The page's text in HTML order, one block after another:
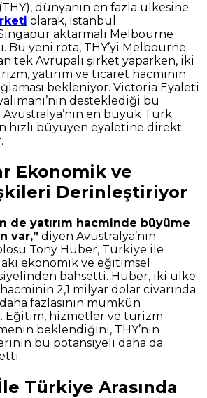
dünyanın en fazla ülkesine
olarak, İstanbul
aktarmalı Melbourne
Bu yeni rota, THY’yi Melbourne
tek Avrupalı şirket yaparken, iki
yatırım ve ticaret hacminin
bekleniyor. Victoria Eyaleti
desteklediği bu
en büyük Türk
hızlı büyüyen eyaletine direkt
Ekonomik ve
Derinleştiriyor
de yatırım hacminde büyüme
var,” diyen Avustralya’nın
Tony Huber, Türkiye ile
ekonomik ve eğitimsel
bahsetti. Huber, iki ülke
2,1 milyar dolar civarında
fazlasının mümkün
hizmetler ve turizm
beklendiğini, THY’nin
bu potansiyeli daha da
Türkiye Arasında